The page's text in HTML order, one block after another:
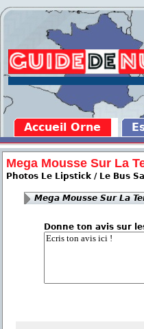
Accueil Orne
Mega Mousse Sur La
Photos Le Lipstick / Le Bus
Mega Mousse Sur La
Donne ton avis sur